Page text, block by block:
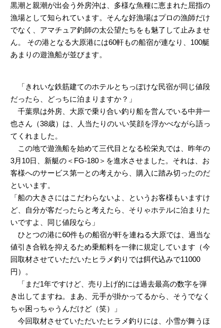
黒潮と親潮が出会う外房沖は、多様な魚種に恵まれた屈指の
漁場として知られています。そんな好漁場はプロの漁師だけ
でなく、アマチュア釣師の太公望たちをも魅了して止みませ
ん。 その港となる大原港には60軒もの船宿が連なり、100艇
あまりの遊漁船が並びます。
「きれいな鉄筋建てのホテルとちっぽけな民宿が同じ値段
だったら、どっちに泊まりますか？」
千葉県は外房、大原で乗り合い釣り船を営んでいる中井一
也さん（38歳）は、人当たりのいい笑顔を浮かべながら語っ
てくれました。
この地で遊漁船を始めて三代目となる松栄丸では、昨年の
3月10日、新艇の＜FG-180＞を進水させました。それは、お
客様へのサービス第一との考えから、購入に踏み切ったのだ
といいます。
「船の大きさにはこだわらないよ、というお客様もいますけ
ど、自分が客だったらと考えたら、そりゃホテルに泊まりた
いですよ、同じ値段なら」
ひとつの港に60件もの船宿が軒を連ねる大原では、過当な
値引き合戦を抑えるため乗船料を一律に規定しています（今
回取材させていただいたヒラメ釣りでは餌代込みで11000
円）。
「まだ1年ですけど、売り上げ的には過去最高の数字を弾
き出してますね。まあ、元手が掛かってるから、そうでなく
ちゃ困っちゃうんだけど（笑）」
今回取材させていただいたヒラメ釣りには、小雪が舞うほ